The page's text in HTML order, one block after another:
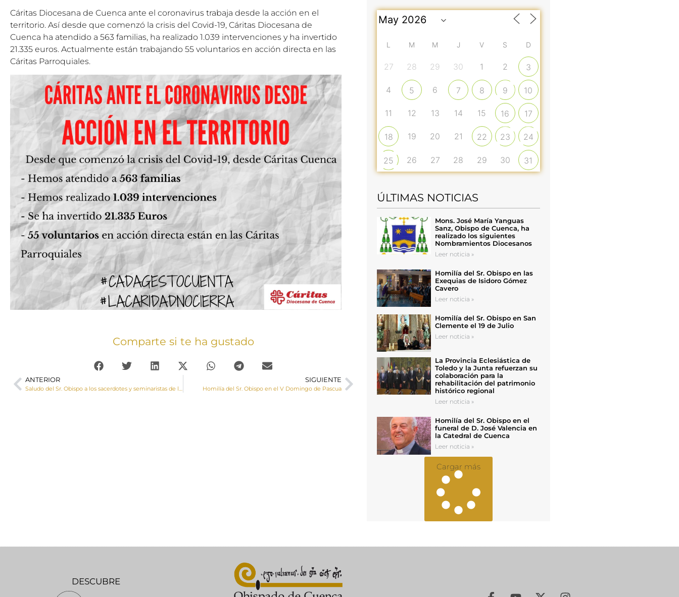
Cáritas Diocesana de Cuenca ante el coronavirus trabaja desde la acción en el
territorio. Así desde que comenzó la crisis del Covid-19, Cáritas Diocesana de
Cuenca ha atendido a 563 familias, ha realizado 1.039 intervenciones y ha invertido
21.335 euros. Actualmente están trabajando 55 voluntarios en acción directa en las
Cáritas Parroquiales.
Comparte si te ha gustado
ANTERIOR
Saludo del Sr. Obispo a los sacerdotes y seminaristas de la diócesis en la fiesta de San Juan de Ávila
SIGUIENTE
Homilía del Sr. Obispo en el V Domingo de Pascua
L M M J V S D
27 28 29 30 1 2 3
4 5 6 7 8 9 10
11 12 13 14 15 16 17
18 19 20 21 22 23 24
25 26 27 28 29 30 31
ÚLTIMAS NOTICIAS
Mons. José María Yanguas
Sanz, Obispo de Cuenca, ha
realizado los siguientes
Nombramientos Diocesanos
Leer noticia »
Homilía del Sr. Obispo en las
Exequias de Isidoro Gómez
Cavero
Leer noticia »
Homilía del Sr. Obispo en San
Clemente el 19 de Julio
Leer noticia »
La Provincia Eclesiástica de
Toledo y la Junta refuerzan su
colaboración para la
rehabilitación del patrimonio
histórico regional
Leer noticia »
Homilía del Sr. Obispo en el
funeral de D. José Valencia en
la Catedral de Cuenca
Leer noticia »
Cargar más
DESCUBRE